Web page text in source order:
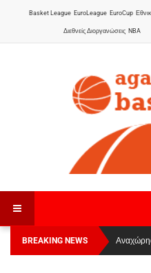
Basket League EuroLeague EuroCup
Διεθνείς Διοργανώσεις NBA
BREAKING NEWS
Οι
League 1